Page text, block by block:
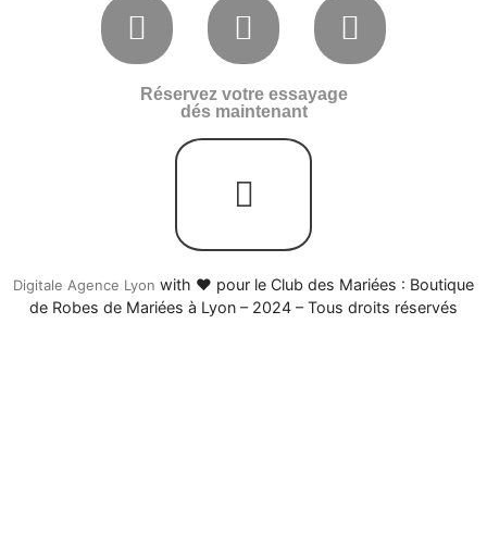
Réservez votre essayage
dés maintenant
Digitale Agence Lyon with ♥ pour le Club des Mariées : Boutique
de Robes de Mariées à Lyon – 2024 – Tous droits réservés